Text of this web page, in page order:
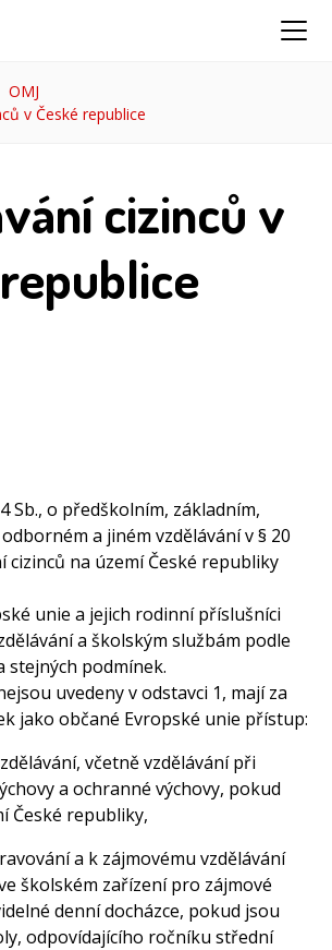
OMJ
v České republice
cizinců v
Sb., o předškolním, základním,
a jiném vzdělávání v § 20
cizinců na území České republiky
unie a jejich rodinní příslušníci
a školským službám podle
stejných podmínek.
uvedeny v odstavci 1, mají za
jako občané Evropské unie přístup:
včetně vzdělávání při
a ochranné výchovy, pokud
České republiky,
a k zájmovému vzdělávání
školském zařízení pro zájmové
denní docházce, pokud jsou
odpovídajícího ročníku střední